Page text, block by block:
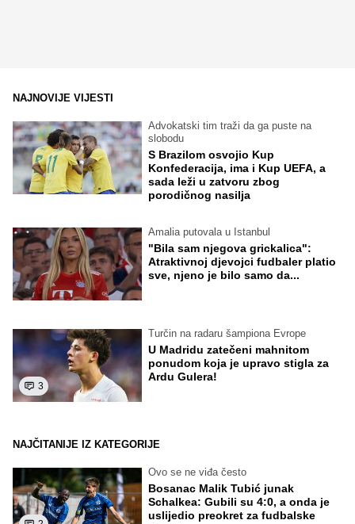
NAJNOVIJE VIJESTI
Advokatski tim traži da ga puste na
slobodu
S Brazilom osvojio Kup
Konfederacija, ima i Kup UEFA, a
sada leži u zatvoru zbog
porodičnog nasilja
Amalia putovala u Istanbul
"Bila sam njegova grickalica":
Atraktivnoj djevojci fudbaler platio
sve, njeno je bilo samo da...
3
Turčin na radaru šampiona Evrope
U Madridu zatečeni mahnitom
ponudom koja je upravo stigla za
Ardu Gulera!
NAJČITANIJE IZ KATEGORIJE
Ovo se ne viđa često
Bosanac Malik Tubić junak
Schalkea: Gubili su 4:0, a onda je
uslijedio preokret za fudbalske